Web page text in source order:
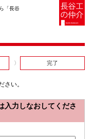
「長谷
完了
さい。
入力しなおしてくださ